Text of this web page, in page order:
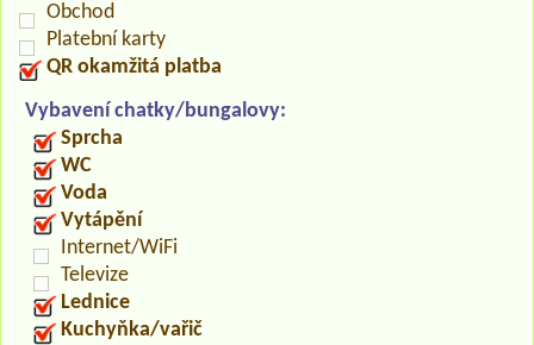
Obchod
Platební karty
QR okamžitá platba
Vybavení chatky/bungalovy:
Sprcha
WC
Voda
Vytápění
Internet/WiFi
Televize
Lednice
Kuchyňka/vařič